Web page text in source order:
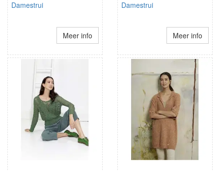
Damestrui
Meer info
Damestrui
Meer info